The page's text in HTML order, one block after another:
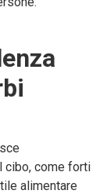
cibo, come forti
alimentare